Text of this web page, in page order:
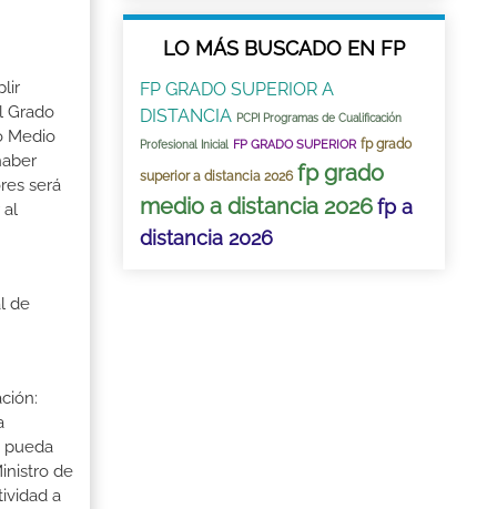
Grado
Medio
será
al
de
pueda
de
a
LO MÁS BUSCADO EN FP
FP GRADO SUPERIOR A
DISTANCIA PCPI Programas de Cualificación
Profesional Inicial FP GRADO SUPERIOR fp grado
superior a distancia 2026 fp grado
medio a distancia 2026fp a
distancia 2026